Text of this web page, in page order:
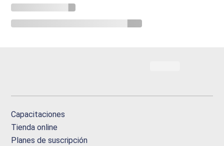
Capacitaciones
Tienda online
Planes de suscripción